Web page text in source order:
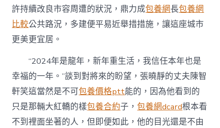
許持續改良市容周遭的狀況，鼎力成包養網長包養網
比較公共路況，多建便平易近舉措措施，讓這座城市
更美更宜居。
“2024年是龍年，新年重生活，我信任本年也是
幸福的一年。”談到對將來的盼望，張曉靜的丈夫陳智
軒笑這當然是不可包養價格ptt能的，因為他看到的
只是那輛大紅轎的樣包養合約子，包養網dcard根本看
不到裡面坐著的人，但即便如此，他的目光還是不由